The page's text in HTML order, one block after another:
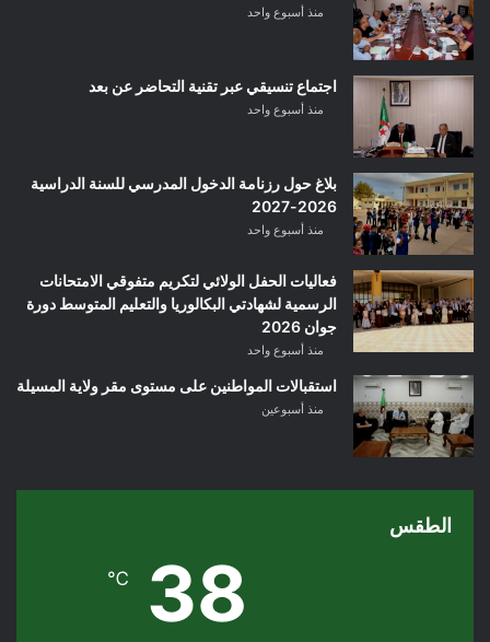
منذ أسبوع واحد
اجتماع تنسيقي عبر تقنية التحاضر عن بعد
منذ أسبوع واحد
بلاغ حول رزنامة الدخول المدرسي للسنة الدراسية
2026-2027
منذ أسبوع واحد
فعاليات الحفل الولائي لتكريم متفوقي الامتحانات
الرسمية لشهادتي البكالوريا والتعليم المتوسط دورة
جوان 2026
منذ أسبوع واحد
استقبالات المواطنين على مستوى مقر ولاية المسيلة
منذ أسبوعين
الطقس
38
℃